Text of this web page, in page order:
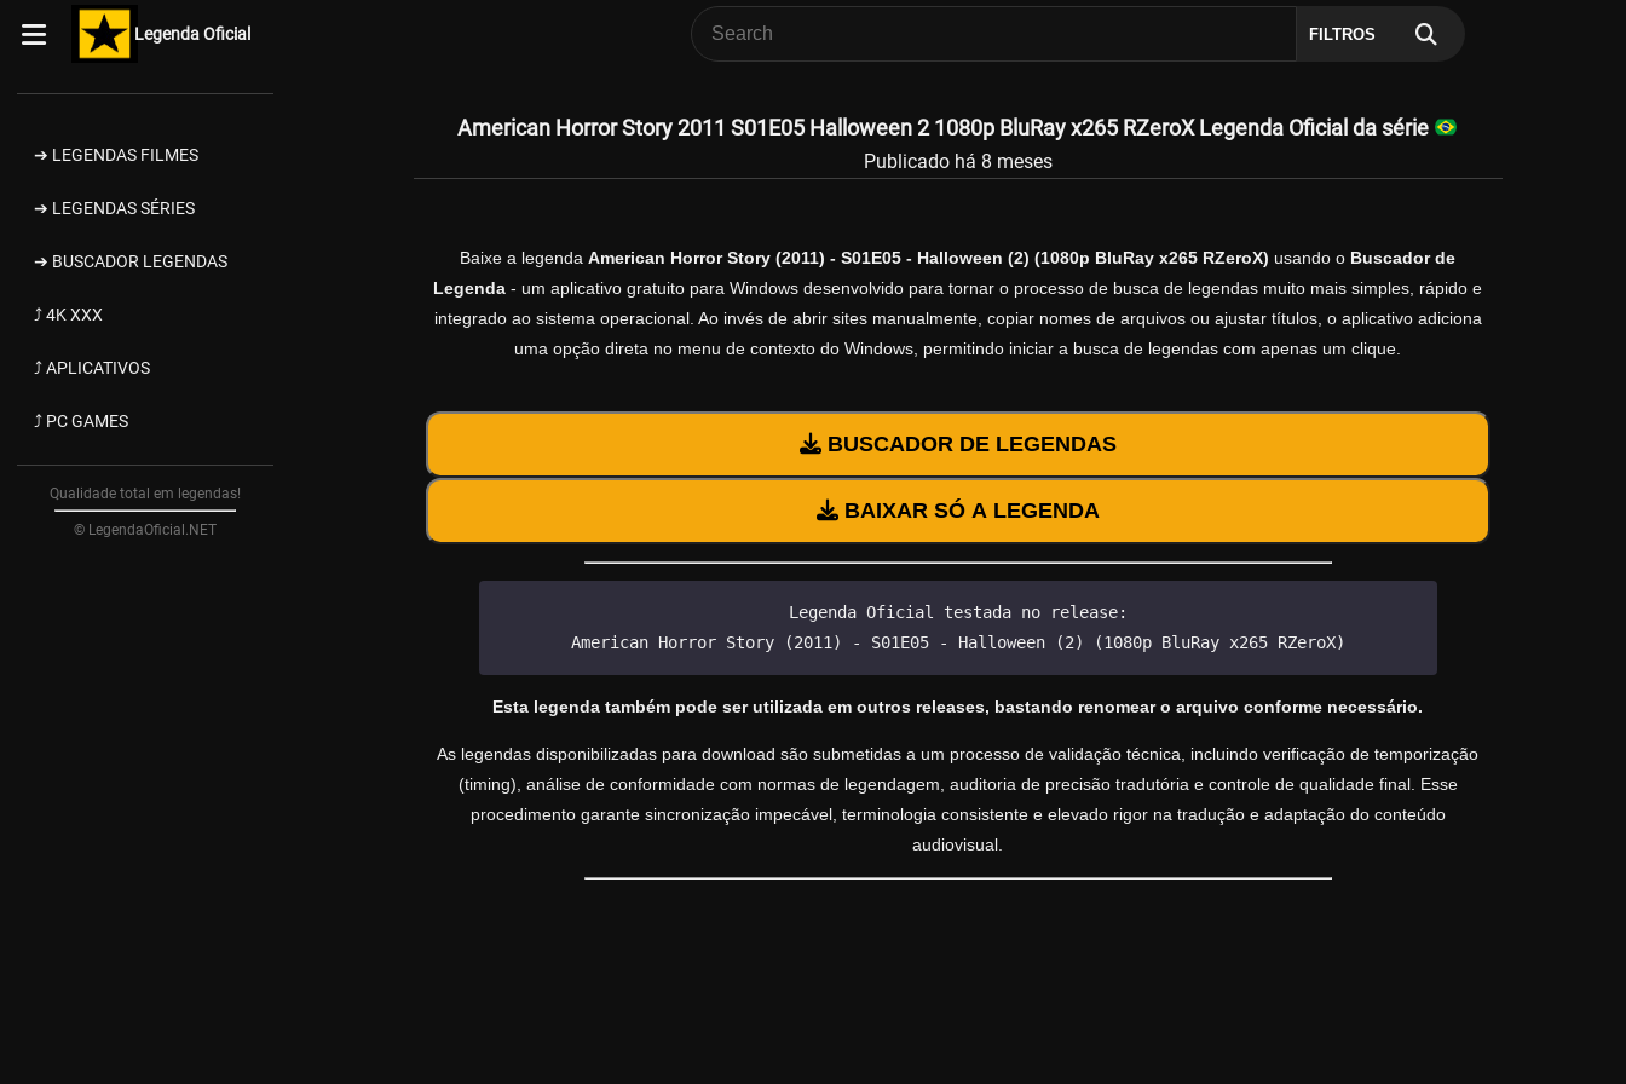
Legenda Oficial FILTROS
➔ LEGENDAS FILMES
➔ LEGENDAS SÉRIES
➔ BUSCADOR LEGENDAS
⤴ 4K XXX
⤴ APLICATIVOS
⤴ PC GAMES
Qualidade total em legendas!
© LegendaOficial.NET
American Horror Story 2011 S01E05 Halloween 2 1080p BluRay x265 RZeroX Legenda Oficial da série
Publicado há 8 meses
Baixe a legenda American Horror Story (2011) - S01E05 - Halloween (2) (1080p BluRay x265 RZeroX) usando o Buscador de
Legenda - um aplicativo gratuito para Windows desenvolvido para tornar o processo de busca de legendas muito mais simples, rápido e
integrado ao sistema operacional. Ao invés de abrir sites manualmente, copiar nomes de arquivos ou ajustar títulos, o aplicativo adiciona
uma opção direta no menu de contexto do Windows, permitindo iniciar a busca de legendas com apenas um clique.
BUSCADOR DE LEGENDAS
BAIXAR SÓ A LEGENDA
Legenda Oficial testada no release:
American Horror Story (2011) - S01E05 - Halloween (2) (1080p BluRay x265 RZeroX)
Esta legenda também pode ser utilizada em outros releases, bastando renomear o arquivo conforme necessário.
As legendas disponibilizadas para download são submetidas a um processo de validação técnica, incluindo verificação de temporização
(timing), análise de conformidade com normas de legendagem, auditoria de precisão tradutória e controle de qualidade final. Esse
procedimento garante sincronização impecável, terminologia consistente e elevado rigor na tradução e adaptação do conteúdo
audiovisual.